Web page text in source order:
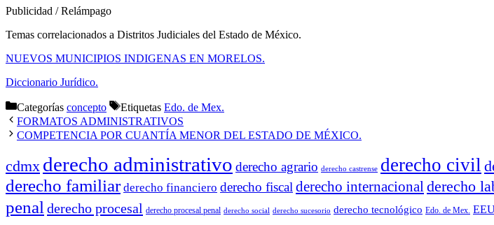
Publicidad / Relámpago
Temas correlacionados a Distritos Judiciales del Estado de México.
NUEVOS MUNICIPIOS INDIGENAS EN MORELOS.
Diccionario Jurídico.
Categorías concepto Etiquetas Edo. de Mex.
FORMATOS ADMINISTRATIVOS
COMPETENCIA POR CUANTÍA MENOR DEL ESTADO DE MÉXICO.
cdmx derecho administrativo derecho agrario derecho castrense derecho civil
derecho familiar derecho financiero derecho fiscal derecho internacionalderecho
penal derecho procesal derecho procesal penal derecho social derecho sucesorio derecho tecnológico Edo. de Mex.